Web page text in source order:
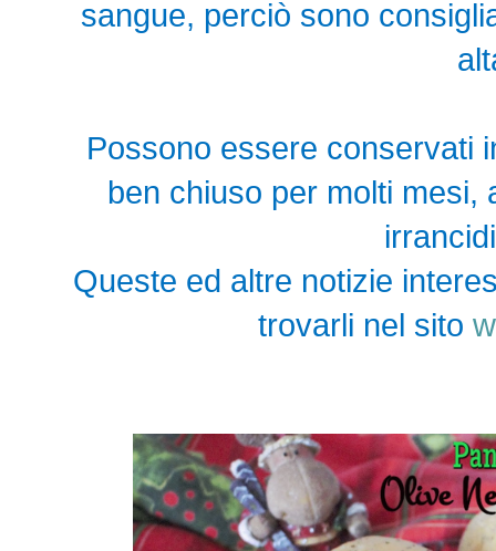
sangue, perciò sono
Possono essere conservati
ben chiuso per molti mesi,
Queste ed altre notizie
trovarli nel sito